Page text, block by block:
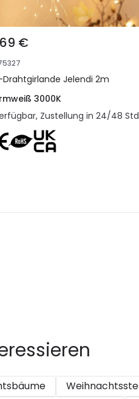
€
Drahtgirlande Jelendi 2m
3000K
Zustellung in 24/48